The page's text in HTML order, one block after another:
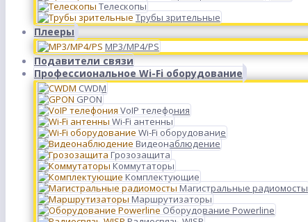
Телескопы
Трубы зрительные
Плееры
MP3/MP4/PS
Подавители связи
Профессиональное Wi-Fi оборудование
CWDM
GPON
VoIP телефония
Wi-Fi антенны
Wi-Fi оборудование
Видеонаблюдение
Грозозащита
Коммутаторы
Комплектующие
Магистральные радиомосты
Маршрутизаторы
Оборудование Powerline